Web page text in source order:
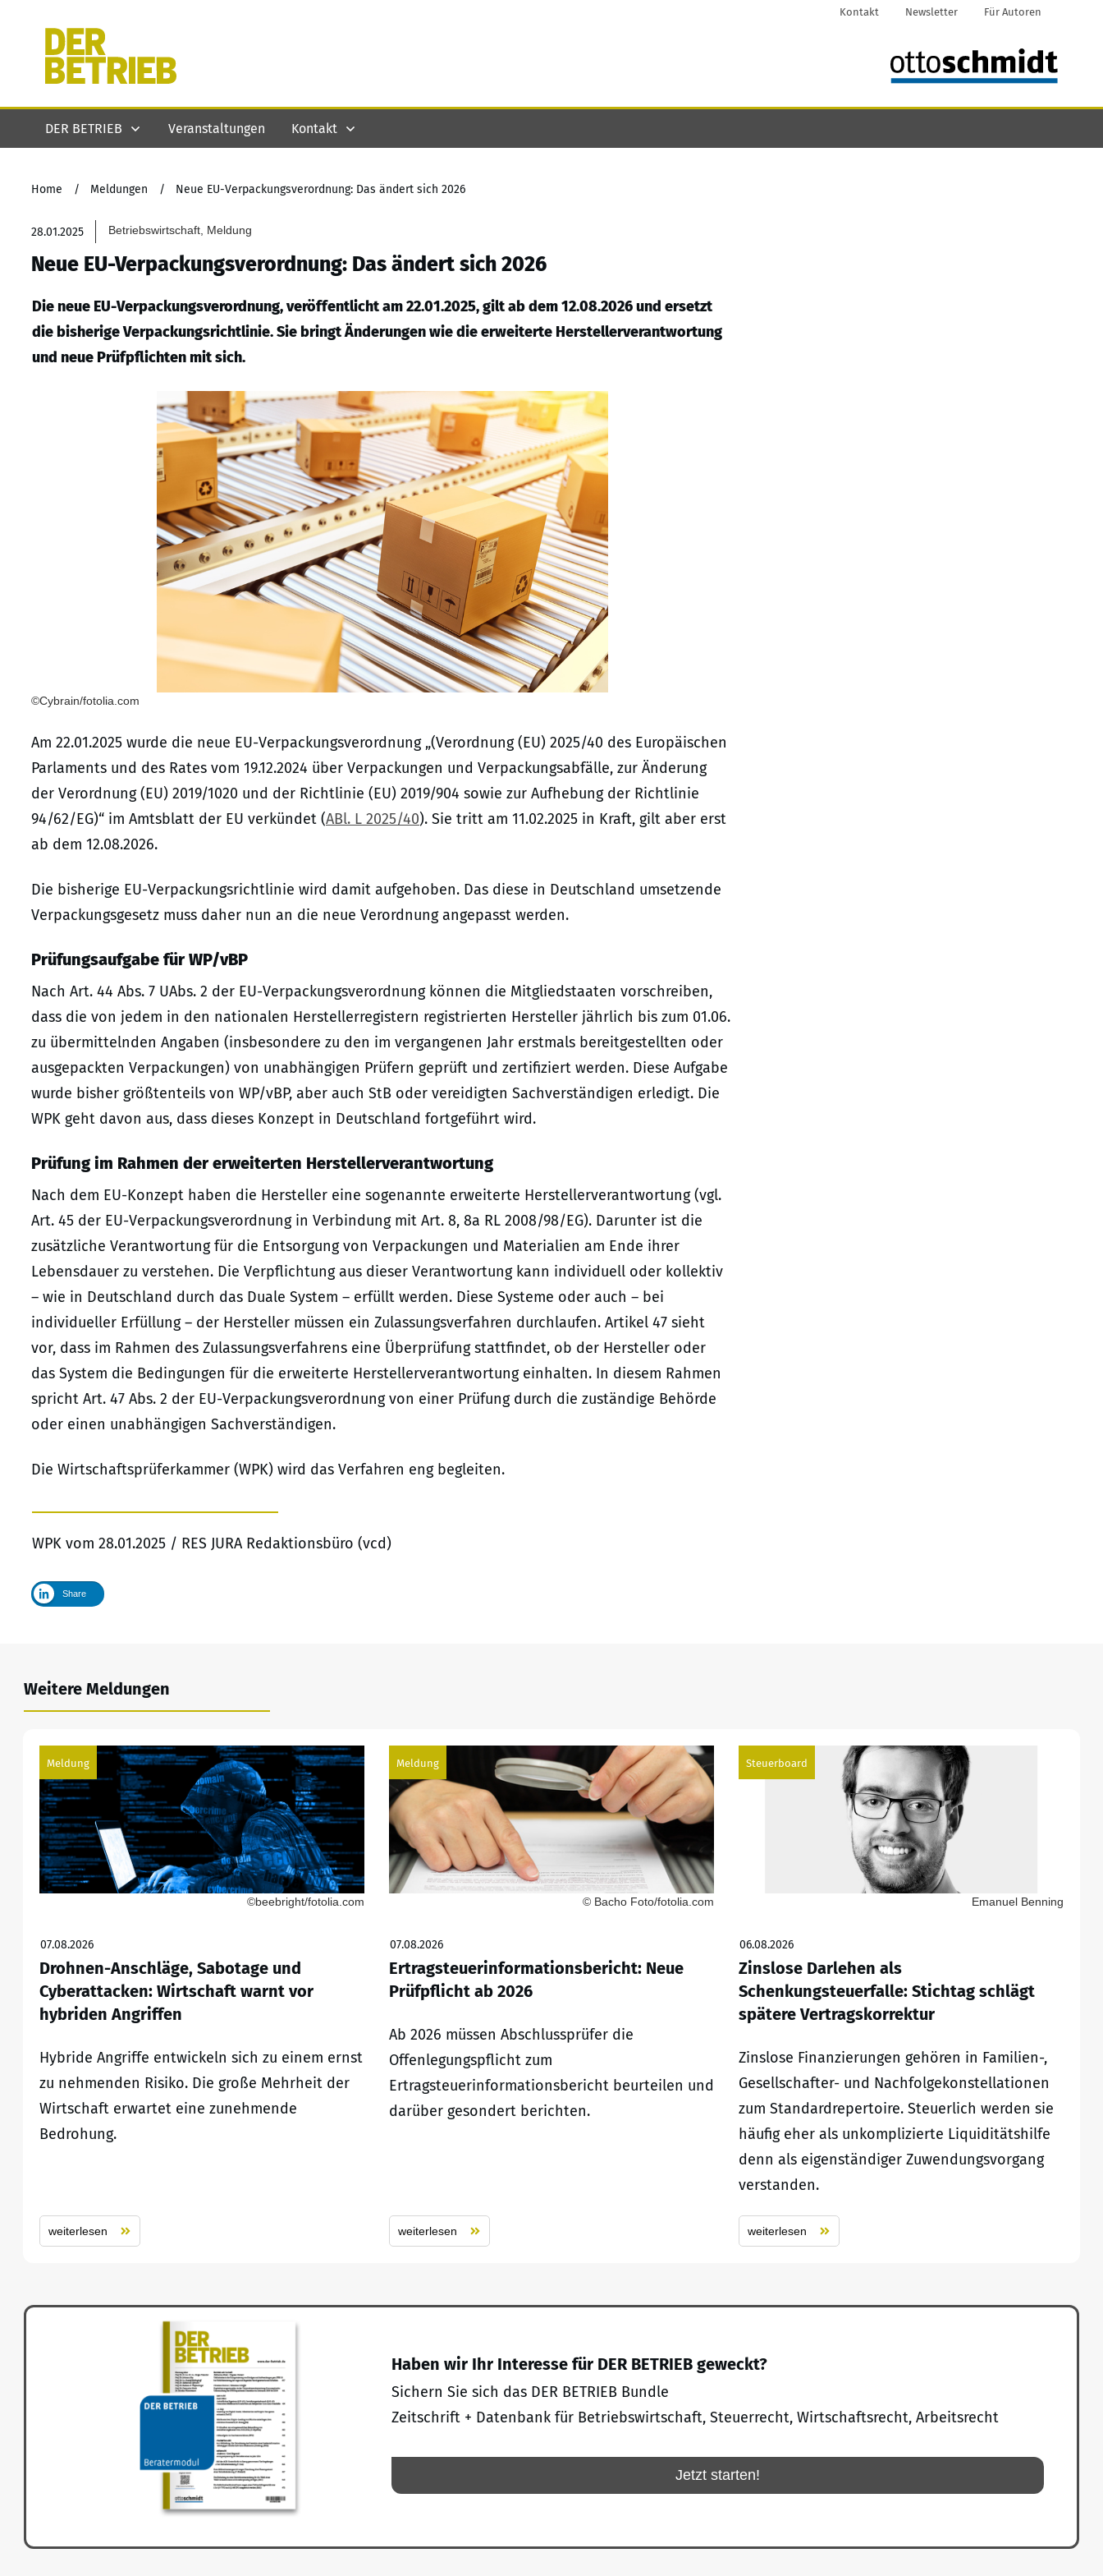
Kontakt Newsletter Für Autoren
DER BETRIEB Veranstaltungen Kontakt
Home / Meldungen / Neue EU-Verpackungsverordnung: Das ändert sich 2026
28.01.2025 Betriebswirtschaft, Meldung
Neue EU-Verpackungsverordnung: Das ändert sich 2026
Die neue EU-Verpackungsverordnung, veröffentlicht am 22.01.2025, gilt ab dem 12.08.2026 und ersetzt
die bisherige Verpackungsrichtlinie. Sie bringt Änderungen wie die erweiterte Herstellerverantwortung
und neue Prüfpflichten mit sich.
©Cybrain/fotolia.com
Am 22.01.2025 wurde die neue EU-Verpackungsverordnung „(Verordnung (EU) 2025/40 des Europäischen
Parlaments und des Rates vom 19.12.2024 über Verpackungen und Verpackungsabfälle, zur Änderung
der Verordnung (EU) 2019/1020 und der Richtlinie (EU) 2019/904 sowie zur Aufhebung der Richtlinie
94/62/EG)“ im Amtsblatt der EU verkündet (ABl. L 2025/40). Sie tritt am 11.02.2025 in Kraft, gilt aber erst
ab dem 12.08.2026.
Die bisherige EU-Verpackungsrichtlinie wird damit aufgehoben. Das diese in Deutschland umsetzende
Verpackungsgesetz muss daher nun an die neue Verordnung angepasst werden.
Prüfungsaufgabe für WP/vBP
Nach Art. 44 Abs. 7 UAbs. 2 der EU-Verpackungsverordnung können die Mitgliedstaaten vorschreiben,
dass die von jedem in den nationalen Herstellerregistern registrierten Hersteller jährlich bis zum 01.06.
zu übermittelnden Angaben (insbesondere zu den im vergangenen Jahr erstmals bereitgestellten oder
ausgepackten Verpackungen) von unabhängigen Prüfern geprüft und zertifiziert werden. Diese Aufgabe
wurde bisher größtenteils von WP/vBP, aber auch StB oder vereidigten Sachverständigen erledigt. Die
WPK geht davon aus, dass dieses Konzept in Deutschland fortgeführt wird.
Prüfung im Rahmen der erweiterten Herstellerverantwortung
Nach dem EU-Konzept haben die Hersteller eine sogenannte erweiterte Herstellerverantwortung (vgl.
Art. 45 der EU-Verpackungsverordnung in Verbindung mit Art. 8, 8a RL 2008/98/EG). Darunter ist die
zusätzliche Verantwortung für die Entsorgung von Verpackungen und Materialien am Ende ihrer
Lebensdauer zu verstehen. Die Verpflichtung aus dieser Verantwortung kann individuell oder kollektiv
– wie in Deutschland durch das Duale System – erfüllt werden. Diese Systeme oder auch – bei
individueller Erfüllung – der Hersteller müssen ein Zulassungsverfahren durchlaufen. Artikel 47 sieht
vor, dass im Rahmen des Zulassungsverfahrens eine Überprüfung stattfindet, ob der Hersteller oder
das System die Bedingungen für die erweiterte Herstellerverantwortung einhalten. In diesem Rahmen
spricht Art. 47 Abs. 2 der EU-Verpackungsverordnung von einer Prüfung durch die zuständige Behörde
oder einen unabhängigen Sachverständigen.
Die Wirtschaftsprüferkammer (WPK) wird das Verfahren eng begleiten.
WPK vom 28.01.2025 / RES JURA Redaktionsbüro (vcd)
Share
Weitere Meldungen
Meldung
©beebright/fotolia.com
07.08.2026
Drohnen-Anschläge, Sabotage und
Cyberattacken: Wirtschaft warnt vor
hybriden Angriffen
Hybride Angriffe entwickeln sich zu einem ernst
zu nehmenden Risiko. Die große Mehrheit der
Wirtschaft erwartet eine zunehmende
Bedrohung.
weiterlesen
Meldung
© Bacho Foto/fotolia.com
07.08.2026
Ertragsteuerinformationsbericht: Neue
Prüfpflicht ab 2026
Ab 2026 müssen Abschlussprüfer die
Offenlegungspflicht zum
Ertragsteuerinformationsbericht beurteilen und
darüber gesondert berichten.
weiterlesen
Steuerboard
Emanuel Benning
06.08.2026
Zinslose Darlehen als
Schenkungsteuerfalle: Stichtag schlägt
spätere Vertragskorrektur
Zinslose Finanzierungen gehören in Familien-,
Gesellschafter- und Nachfolgekonstellationen
zum Standardrepertoire. Steuerlich werden sie
häufig eher als unkomplizierte Liquiditätshilfe
denn als eigenständiger Zuwendungsvorgang
verstanden.
weiterlesen
Haben wir Ihr Interesse für DER BETRIEB geweckt?
Sichern Sie sich das DER BETRIEB Bundle
Zeitschrift + Datenbank für Betriebswirtschaft, Steuerrecht, Wirtschaftsrecht, Arbeitsrecht
Jetzt starten!